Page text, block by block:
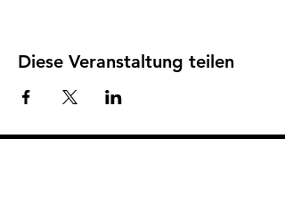
Diese Veranstaltung teilen